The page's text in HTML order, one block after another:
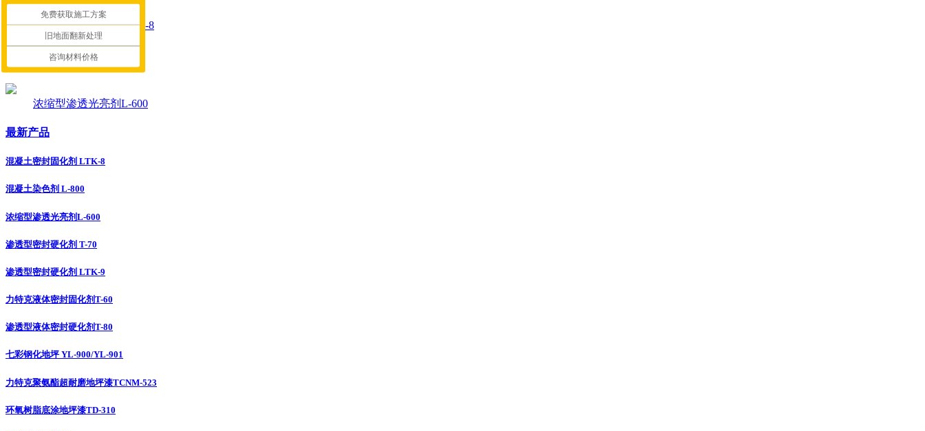
混凝土密封固化剂 LTK-8
混凝土染色剂 L-800
浓缩型渗透光亮剂L-600
最新产品
混凝土密封固化剂 LTK-8
混凝土染色剂 L-800
浓缩型渗透光亮剂L-600
渗透型密封硬化剂 T-70
渗透型密封硬化剂 LTK-9
力特克液体密封固化剂T-60
渗透型液体密封硬化剂T-80
七彩钢化地坪 YL-900/YL-901
力特克聚氨酯超耐磨地坪漆TCNM-523
环氧树脂底涂地坪漆TD-310
免费获取施工方案
旧地面翻新处理
咨询材料价格